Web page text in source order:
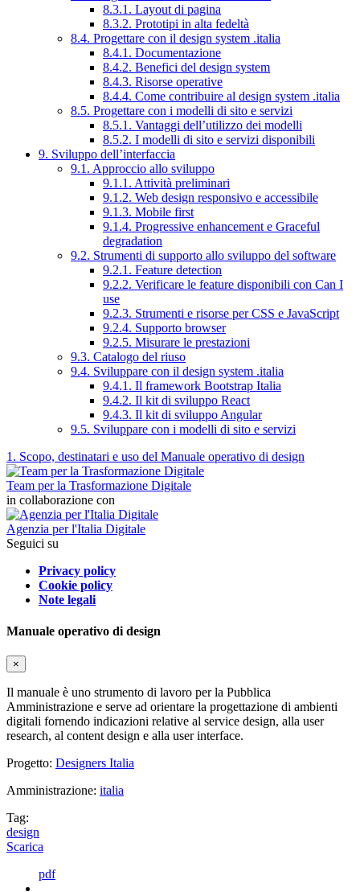
8.3.1. Layout di pagina
8.3.2. Prototipi in alta fedeltà
8.4. Progettare con il design system .italia
8.4.1. Documentazione
8.4.2. Benefici del design system
8.4.3. Risorse operative
8.4.4. Come contribuire al design system .italia
8.5. Progettare con i modelli di sito e servizi
8.5.1. Vantaggi dell’utilizzo dei modelli
8.5.2. I modelli di sito e servizi disponibili
9. Sviluppo dell’interfaccia
9.1. Approccio allo sviluppo
9.1.1. Attività preliminari
9.1.2. Web design responsivo e accessibile
9.1.3. Mobile first
9.1.4. Progressive enhancement e Graceful
degradation
9.2. Strumenti di supporto allo sviluppo del software
9.2.1. Feature detection
9.2.2. Verificare le feature disponibili con Can I
use
9.2.3. Strumenti e risorse per CSS e JavaScript
9.2.4. Supporto browser
9.2.5. Misurare le prestazioni
9.3. Catalogo del riuso
9.4. Sviluppare con il design system .italia
9.4.1. Il framework Bootstrap Italia
9.4.2. Il kit di sviluppo React
9.4.3. Il kit di sviluppo Angular
9.5. Sviluppare con i modelli di sito e servizi
1. Scopo, destinatari e uso del Manuale operativo di design
Team per la Trasformazione Digitale
in collaborazione con
Agenzia per l'Italia Digitale
Seguici su
Privacy policy
Cookie policy
Note legali
Manuale operativo di design
×
Il manuale è uno strumento di lavoro per la Pubblica
Amministrazione e serve ad orientare la progettazione di ambienti
digitali fornendo indicazioni relative al service design, alla user
research, al content design e alla user interface.
Progetto: Designers Italia
Amministrazione: italia
Tag:
design
Scarica
pdf